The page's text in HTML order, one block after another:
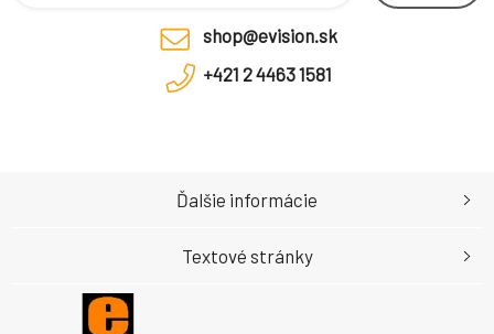
shop@evision.sk
+421 2 4463 1581
Ďalšie informácie
Textové stránky